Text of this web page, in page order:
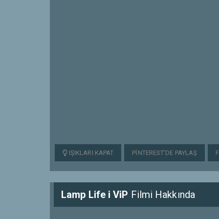
IŞIKLARI KAPAT PINTEREST'DE PAYLAŞ
Lamp Life i ViP Filmi Hakkında